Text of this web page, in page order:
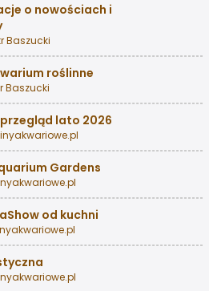
o nowościach i
Baszucki
roślinne
Baszucki
lato 2026
Gardens
od kuchni